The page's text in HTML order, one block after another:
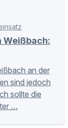
Weißbach:
an der
sind jedoch
sollte die
…